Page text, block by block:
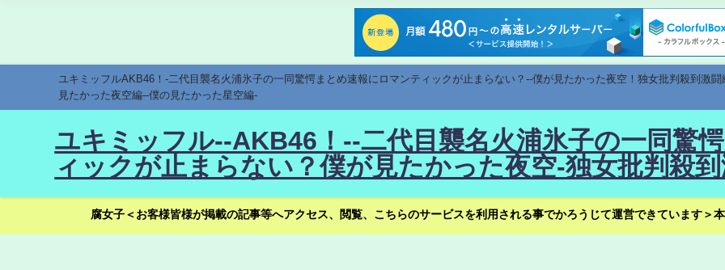
ユキミッフルAKB46！-二代目襲名火浦氷子の一同驚愕まとめ速報にロマンティックが止まらない？--僕が見たかった夜空！独女批判殺到激
見たかった夜空編--僕の見たかった星空編-
ユキミッフル--AKB46！--二代目襲名火浦氷子の一同驚
ィックが止まらない？僕が見たかった夜空-独女批判殺
腐女子＜お客様皆様が掲載の記事等へアクセス、閲覧、こちらのサービスを利用される事でかろうじて運営できています＞